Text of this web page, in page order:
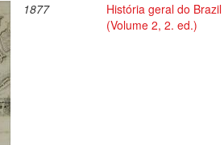
1877
História geral do
(Volume 2, 2. ed.)